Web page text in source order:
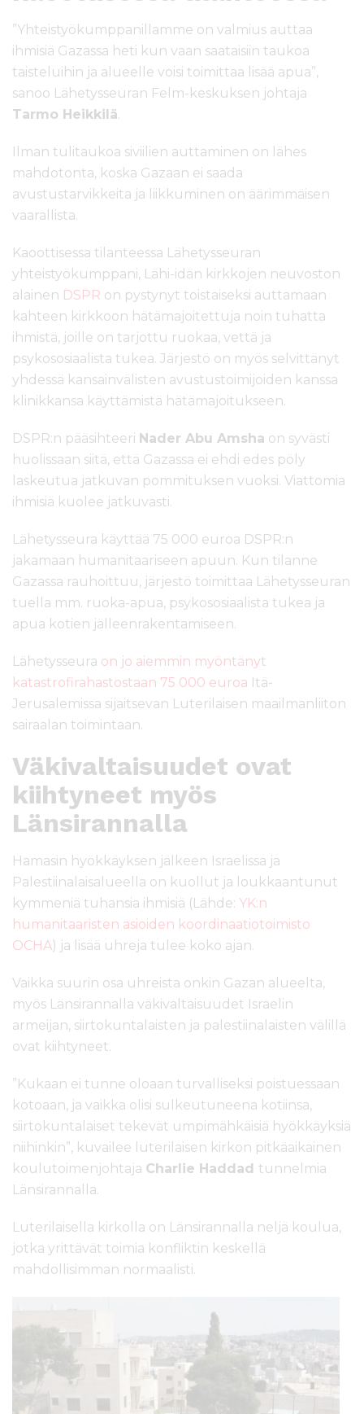
”Yhteistyökumppanillamme on valmius auttaa
ihmisiä Gazassa heti kun vaan saataisiin taukoa
taisteluihin ja alueelle voisi toimittaa lisää apua”,
sanoo Lähetysseuran Felm-keskuksen johtaja
Tarmo Heikkilä.
Ilman tulitaukoa siviilien auttaminen on lähes
mahdotonta, koska Gazaan ei saada
avustustarvikkeita ja liikkuminen on äärimmäisen
vaarallista.
Kaoottisessa tilanteessa Lähetysseuran
yhteistyökumppani, Lähi-idän kirkkojen neuvoston
alainen DSPR on pystynyt toistaiseksi auttamaan
kahteen kirkkoon hätämajoitettuja noin tuhatta
ihmistä, joille on tarjottu ruokaa, vettä ja
psykososiaalista tukea. Järjestö on myös selvittänyt
yhdessä kansainvälisten avustustoimijoiden kanssa
klinikkansa käyttämistä hätämajoitukseen.
DSPR:n pääsihteeri Nader Abu Amsha on syvästi
huolissaan siitä, että Gazassa ei ehdi edes pöly
laskeutua jatkuvan pommituksen vuoksi. Viattomia
ihmisiä kuolee jatkuvasti.
Lähetysseura käyttää 75 000 euroa DSPR:n
jakamaan humanitaariseen apuun. Kun tilanne
Gazassa rauhoittuu, järjestö toimittaa Lähetysseuran
tuella mm. ruoka-apua, psykososiaalista tukea ja
apua kotien jälleenrakentamiseen.
Lähetysseura on jo aiemmin myöntänyt
katastrofirahastostaan 75 000 euroa Itä-
Jerusalemissa sijaitsevan Luterilaisen maailmanliiton
sairaalan toimintaan.
Väkivaltaisuudet ovat
kiihtyneet myös
Länsirannalla
Hamasin hyökkäyksen jälkeen Israelissa ja
Palestiinalaisalueella on kuollut ja loukkaantunut
kymmeniä tuhansia ihmisiä (Lähde: YK:n
humanitaaristen asioiden koordinaatiotoimisto
OCHA) ja lisää uhreja tulee koko ajan.
Vaikka suurin osa uhreista onkin Gazan alueelta,
myös Länsirannalla väkivaltaisuudet Israelin
armeijan, siirtokuntalaisten ja palestiinalaisten välillä
ovat kiihtyneet.
”Kukaan ei tunne oloaan turvalliseksi poistuessaan
kotoaan, ja vaikka olisi sulkeutuneena kotiinsa,
siirtokuntalaiset tekevät umpimähkäisiä hyökkäyksiä
niihinkin”, kuvailee luterilaisen kirkon pitkäaikainen
koulutoimenjohtaja Charlie Haddad tunnelmia
Länsirannalla.
Luterilaisella kirkolla on Länsirannalla neljä koulua,
jotka yrittävät toimia konfliktin keskellä
mahdollisimman normaalisti.